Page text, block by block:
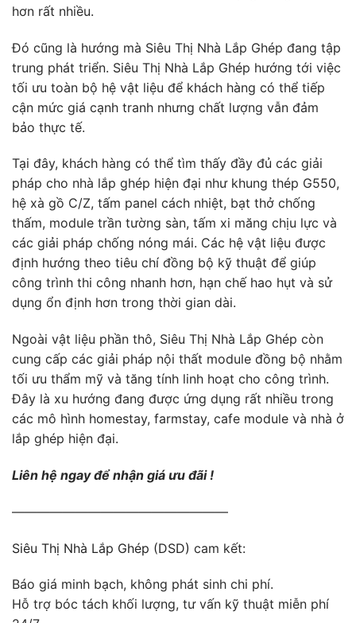
hơn rất nhiều.
Đó cũng là hướng mà Siêu Thị Nhà Lắp Ghép đang tập
trung phát triển. Siêu Thị Nhà Lắp Ghép hướng tới việc
tối ưu toàn bộ hệ vật liệu để khách hàng có thể tiếp
cận mức giá cạnh tranh nhưng chất lượng vẫn đảm
bảo thực tế.
Tại đây, khách hàng có thể tìm thấy đầy đủ các giải
pháp cho nhà lắp ghép hiện đại như khung thép G550,
hệ xà gồ C/Z, tấm panel cách nhiệt, bạt thở chống
thấm, module trần tường sàn, tấm xi măng chịu lực và
các giải pháp chống nóng mái. Các hệ vật liệu được
định hướng theo tiêu chí đồng bộ kỹ thuật để giúp
công trình thi công nhanh hơn, hạn chế hao hụt và sử
dụng ổn định hơn trong thời gian dài.
Ngoài vật liệu phần thô, Siêu Thị Nhà Lắp Ghép còn
cung cấp các giải pháp nội thất module đồng bộ nhằm
tối ưu thẩm mỹ và tăng tính linh hoạt cho công trình.
Đây là xu hướng đang được ứng dụng rất nhiều trong
các mô hình homestay, farmstay, cafe module và nhà ở
lắp ghép hiện đại.
Liên hệ ngay để nhận giá ưu đãi !
—————————————————
Siêu Thị Nhà Lắp Ghép (DSD) cam kết:
Báo giá minh bạch, không phát sinh chi phí.
Hỗ trợ bóc tách khối lượng, tư vấn kỹ thuật miễn phí